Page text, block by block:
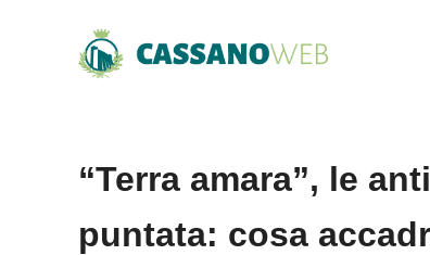
“Terra amara”, le
puntata: cosa